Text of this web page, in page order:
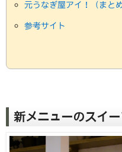
元うなぎ屋アイ！（まとめ
参考サイト
新メニューのスイ